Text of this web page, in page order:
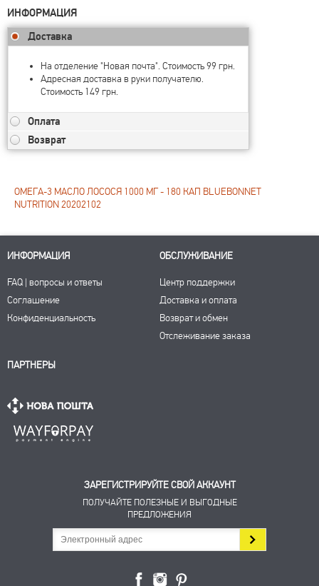
ИНФОРМАЦИЯ
Доставка
На отделение "Новая почта". Стоимость 99 грн.
Адресная доставка в руки получателю.
Стоимость 149 грн.
Оплата
Возврат
ОМЕГА-3 МАСЛО ЛОСОСЯ 1000 МГ - 180 КАП BLUEBONNET
NUTRITION 20202102
ИНФОРМАЦИЯ
FAQ | вопросы и ответы
Соглашение
Конфиденциальность
ОБСЛУЖИВАНИЕ
Центр поддержки
Доставка и оплата
Возврат и обмен
Отслеживание заказа
ПАРТНЕРЫ
ЗАРЕГИСТРИРУЙТЕ СВОЙ АККАУНТ
ПОЛУЧАЙТЕ ПОЛЕЗНЫЕ И ВЫГОДНЫЕ
ПРЕДЛОЖЕНИЯ